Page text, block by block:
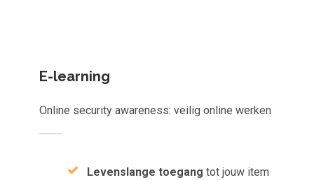
Account en hulp
E-learning
Online security awareness: veilig online werken
Levenslange toegang tot jouw item